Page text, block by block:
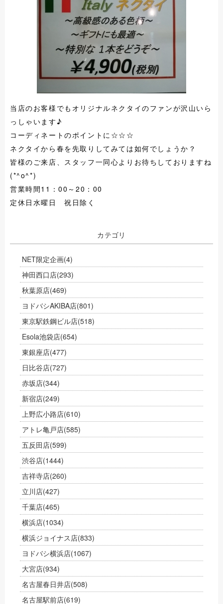
当店のお客様でもオリジナルネクタイのファンが沢山いら
っしゃいます♪
コーディネートのポイントに☆☆☆
ネクタイから春を先取りしてみては如何でしょうか？
皆様のご来店、スタッフ一同心よりお待ちしておりますね
(*^o^*)
営業時間11：00～20：00
定休日水曜日 祝日除く
カテゴリ
NET限定企画(4)
神田西口店(293)
秋葉原店(469)
ヨドバシAKIBA店(801)
東京駅鉄鋼ビル店(518)
Esola池袋店(654)
東銀座店(477)
日比谷店(727)
赤坂店(344)
新宿店(249)
上野広小路店(610)
アトレ亀戸店(585)
五反田店(599)
渋谷店(1444)
吉祥寺店(260)
立川店(427)
千葉店(465)
横浜店(1034)
横浜ジョイナス店(833)
ヨドバシ横浜店(1067)
大宮店(934)
名古屋春日井店(508)
名古屋駅前店(619)